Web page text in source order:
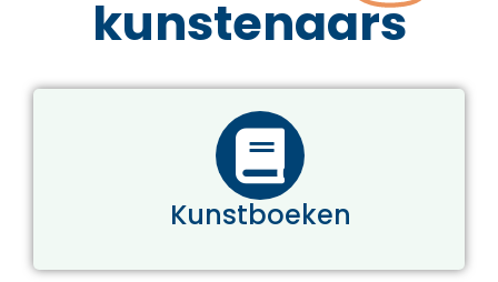
kunstenaars
Kunstboeken